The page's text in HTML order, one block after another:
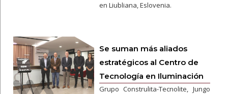
en Liubliana, Eslovenia.
Se suman más aliados
estratégicos al Centro de
Tecnología en Iluminación
Grupo Construlita-Tecnolite, Jungo